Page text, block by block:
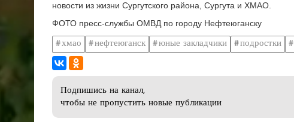
новости из жизни Сургутского района, Сургута и ХМАО.
ФОТО пресс-службы ОМВД по городу Нефтеюганску
хмао нефтеюганск юные закладчики подростки
Подпишись на канал,
чтобы не пропустить новые публикации